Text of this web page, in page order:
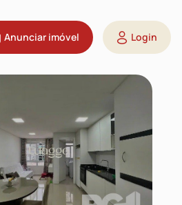
Anunciar imóvel Login